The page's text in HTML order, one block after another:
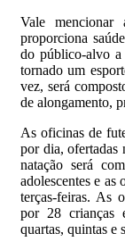
Vale
proporciona
do público-alvo
tornado um
vez, será
de alongamento,
As oficinas de
por dia, ofertadas
natação será
adolescentes e as
terças-feiras. As
por 28 crianças
quartas, quintas e